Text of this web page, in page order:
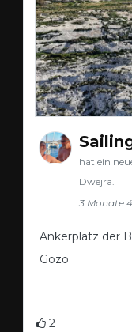
hat ein
Dwejra.
3 Monate
Ankerplatz der
Gozo
2